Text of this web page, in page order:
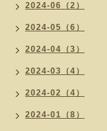
2024-06（2）
2024-05（6）
2024-04（3）
2024-03（4）
2024-02（4）
2024-01（8）